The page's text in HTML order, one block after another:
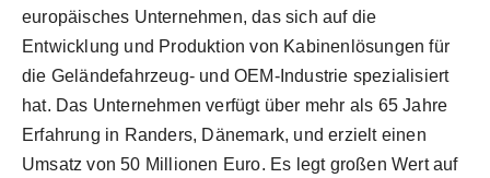
europäisches Unternehmen, das sich auf die
Entwicklung und Produktion von Kabinenlösungen für
die Geländefahrzeug- und OEM-Industrie spezialisiert
hat. Das Unternehmen verfügt über mehr als 65 Jahre
Erfahrung in Randers, Dänemark, und erzielt einen
Umsatz von 50 Millionen Euro. Es legt großen Wert auf